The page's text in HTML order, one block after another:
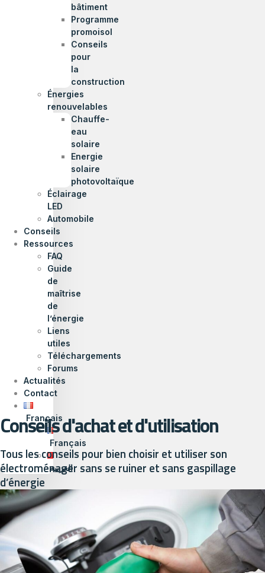
bâtiment
Programme
promoisol
Conseils
pour
la
construction
Énergies
renouvelables
Chauffe-
eau
solaire
Energie
solaire
photovoltaïque
Éclairage
LED
Automobile
Conseils
Ressources
FAQ
Guide
de
maîtrise
de
l’énergie
Liens
utiles
Téléchargements
Forums
Actualités
Contact
Français
Français
العربية
Conseils d'achat et d'utilisation
Tous les conseils pour bien choisir et utiliser son
électroménager sans se ruiner et sans gaspillage
d’énergie